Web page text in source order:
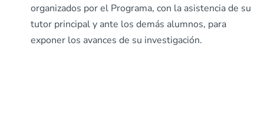
organizados por el Programa, con la asistencia de su
tutor principal y ante los demás alumnos, para
exponer los avances de su investigación.